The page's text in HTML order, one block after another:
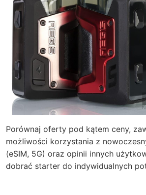
Porównaj oferty pod kątem ceny,
możliwości korzystania z
(eSIM, 5G) oraz opinii innych
dobrać starter do indywidualnych